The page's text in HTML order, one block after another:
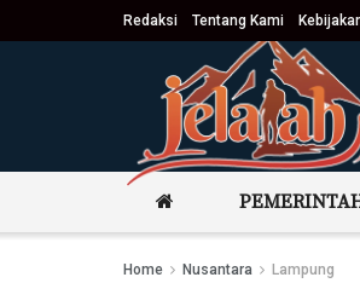
Redaksi Tentang Kami
Home Nusantara Lampung